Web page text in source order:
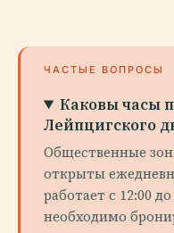
ЧАСТЫЕ ВОПРОСЫ
Каковы часы
Лейпцигского
Общественные
открыты
работает с 12:00
необходимо